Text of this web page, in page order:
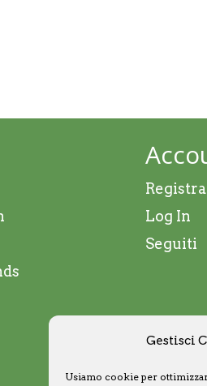
Gestisci
Usiamo cookie per
Log In
Seguiti